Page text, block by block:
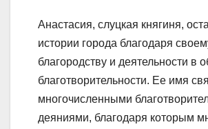
Анастасия, слуцкая княгиня,
истории города благодаря
благородству и деятельности в
благотворительности. Ее имя
многочисленными
деяниями, благодаря которым